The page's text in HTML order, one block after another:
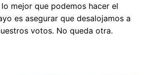
mejor que podemos hacer el
es asegurar que desalojamos a
votos. No queda otra.